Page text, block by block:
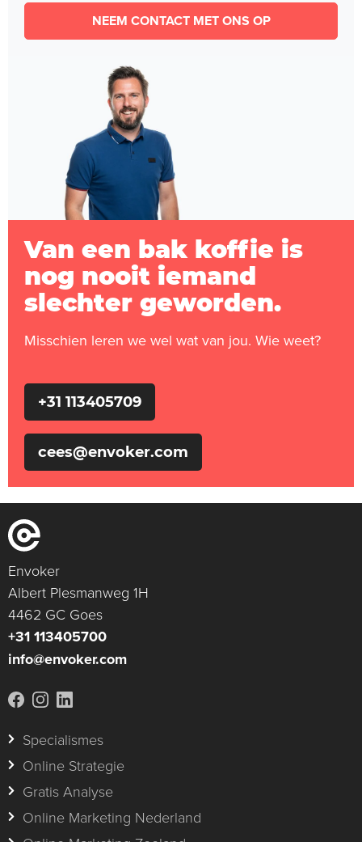
NEEM CONTACT MET ONS OP
Van een bak koffie is
nog nooit iemand
slechter geworden.
Misschien leren we wel wat van jou. Wie weet?
+31 113405709
cees@envoker.com
Envoker
Albert Plesmanweg 1H
4462 GC Goes
+31 113405700
info@envoker.com
Specialismes
Online Strategie
Gratis Analyse
Online Marketing Nederland